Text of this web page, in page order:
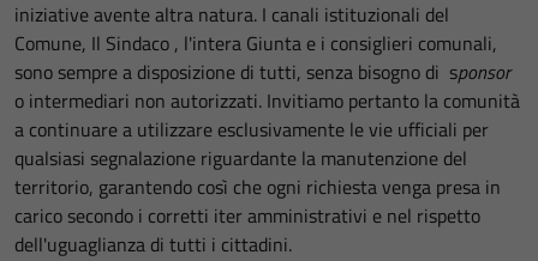
iniziative avente altra natura. I canali istituzionali del
Comune, Il Sindaco , l'intera Giunta e i consiglieri comunali,
sono sempre a disposizione di tutti, senza bisogno di sponsor
o intermediari non autorizzati. Invitiamo pertanto la comunità
a continuare a utilizzare esclusivamente le vie ufficiali per
qualsiasi segnalazione riguardante la manutenzione del
territorio, garantendo così che ogni richiesta venga presa in
carico secondo i corretti iter amministrativi e nel rispetto
dell'uguaglianza di tutti i cittadini.